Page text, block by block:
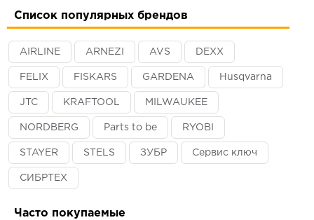
Список популярных брендов
AIRLINE ARNEZI AVS DEXX
FELIX FISKARS GARDENA Husqvarna
JTC KRAFTOOL MILWAUKEE
NORDBERG Parts to be RYOBI
STAYER STELS ЗУБР Сервис ключ
СИБРТЕХ
Часто покупаемые